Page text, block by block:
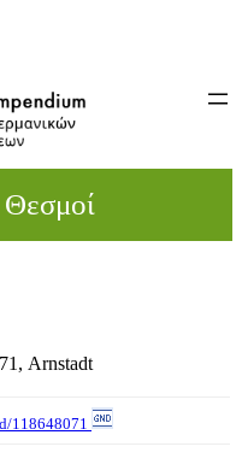
Arnstadt
118648071